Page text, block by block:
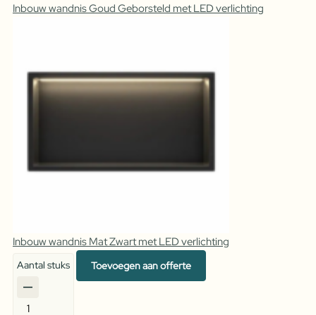
Inbouw wandnis Goud Geborsteld met LED verlichting
Inbouw wandnis Mat Zwart met LED verlichting
Inbouw
Aantal stuks Toevoegen aan offerte